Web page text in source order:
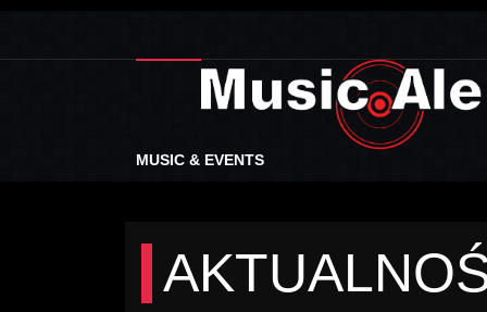
MUSIC & EVENTS